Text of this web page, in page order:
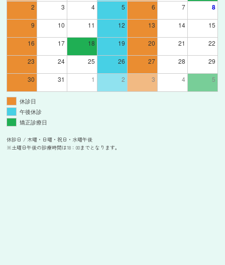
2 3 4 5 6 7 8
9 10 11 12 13 14 15
16 17 18 19 20 21 22
23 24 25 26 27 28 29
30 31 1 2 3 4 5
休診日
午後休診
矯正診療日
休診日 / 木曜・日曜・祝日・水曜午後
※土曜日午後の診療時間は18：00までとなります。